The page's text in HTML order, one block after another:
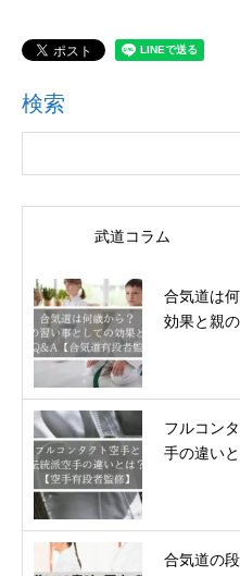
検索
武道コラム
合気道は
効果と親
フルコン
手の違い
合気道の